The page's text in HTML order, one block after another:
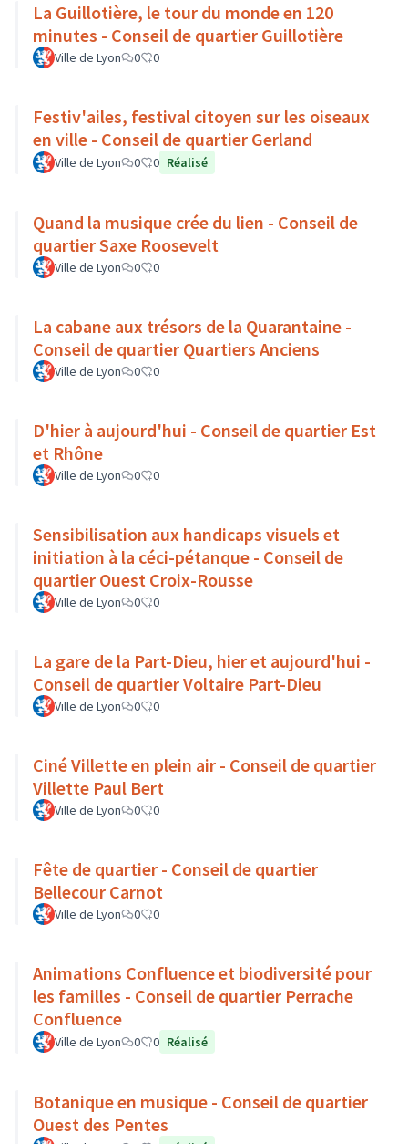
La Guillotière, le tour du monde en 120
minutes - Conseil de quartier Guillotière
Ville de Lyon 0 0
Festiv'ailes, festival citoyen sur les oiseaux
en ville - Conseil de quartier Gerland
Ville de Lyon 0 0 Réalisé
Quand la musique crée du lien - Conseil de
quartier Saxe Roosevelt
Ville de Lyon 0 0
La cabane aux trésors de la Quarantaine -
Conseil de quartier Quartiers Anciens
Ville de Lyon 0 0
D'hier à aujourd'hui - Conseil de quartier Est
et Rhône
Ville de Lyon 0 0
Sensibilisation aux handicaps visuels et
initiation à la céci-pétanque - Conseil de
quartier Ouest Croix-Rousse
Ville de Lyon 0 0
La gare de la Part-Dieu, hier et aujourd'hui -
Conseil de quartier Voltaire Part-Dieu
Ville de Lyon 0 0
Ciné Villette en plein air - Conseil de quartier
Villette Paul Bert
Ville de Lyon 0 0
Fête de quartier - Conseil de quartier
Bellecour Carnot
Ville de Lyon 0 0
Animations Confluence et biodiversité pour
les familles - Conseil de quartier Perrache
Confluence
Ville de Lyon 0 0 Réalisé
Botanique en musique - Conseil de quartier
Ouest des Pentes